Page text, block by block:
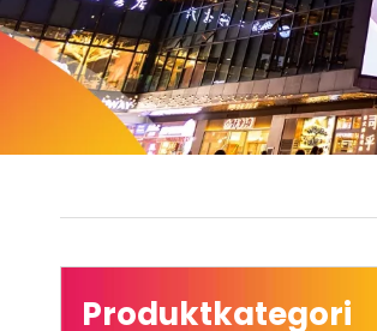
Produktkategori